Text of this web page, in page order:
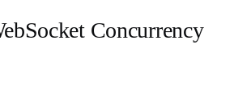
Concurrency